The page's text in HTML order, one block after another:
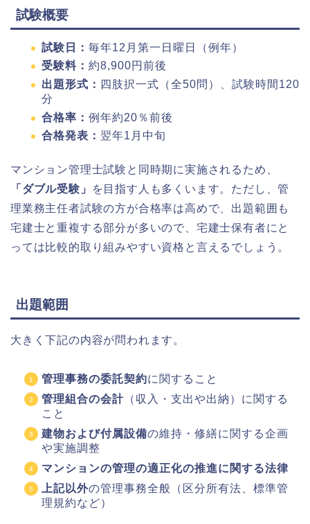
試験概要
試験日： 毎年12月第一日曜日（例年）
受験料： 約8,900円前後
出題形式： 四肢択一式（全50問）、試験時間120
分
合格率： 例年約20％前後
合格発表： 翌年1月中旬
マンション管理士試験と同時期に実施されるため、
「ダブル受験」
を目指す人も多くいます。ただし、管
理業務主任者試験の方が合格率は高めで、出題範囲も
宅建士と重複する部分が多いので、宅建士保有者にと
っては比較的取り組みやすい資格と言えるでしょう。
出題範囲
大きく下記の内容が問われます。
管理事務の委託契約に関すること
管理組合の会計 （収入・支出や出納）に関する
こと
建物および付属設備の維持・修繕に関する企画
や実施調整
マンションの管理の適正化の推進に関する法律
上記以外の管理事務全般（区分所有法、標準管
理規約など）